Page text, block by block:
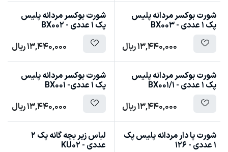
شورت بوکسر مردانه پلیس
پک 1 عددی - BX003
13,440,000ریال
شورت بوکسر مردانه پلیس
پک 1 عددی - BX002
13,440,000ریال
شورت بوکسر مردانه پلیس
پک 1 عددی - BX001/1
13,440,000ریال
شورت بوکسر مردانه پلیس
پک 1 عددی- BX001
13,440,000ریال
شورت پا دار مردانه پلیس پک
1 عددی - 126
لباس زیر بچه گانه پک 2
عددی - KU02